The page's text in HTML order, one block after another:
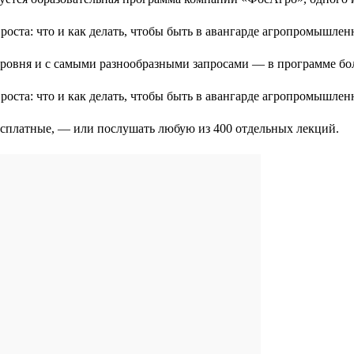
и с самыми разнообразными запросами — в программе
— или послушать любую из 400 отдельных лекций.